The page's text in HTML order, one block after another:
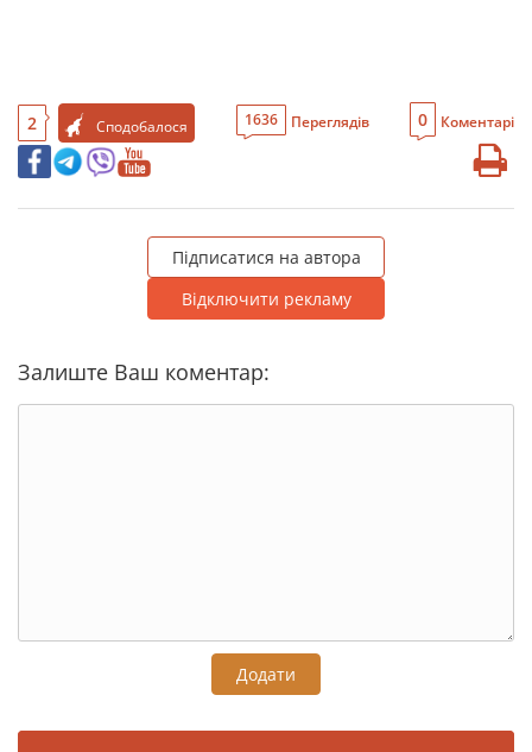
2 Сподобалося 1636 Переглядів 0 Коментарі
Підписатися на автора
Відключити рекламу
Залиште Ваш коментар:
Додати